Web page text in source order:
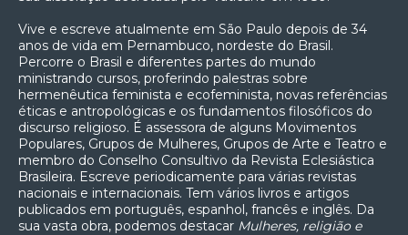
Vive e escreve atualmente em São Paulo depois de 34
anos de vida em Pernambuco, nordeste do Brasil.
Percorre o Brasil e diferentes partes do mundo
ministrando cursos, proferindo palestras sobre
hermenêutica feminista e ecofeminista, novas referências
éticas e antropológicas e os fundamentos filosóficos do
discurso religioso. É assessora de alguns Movimentos
Populares, Grupos de Mulheres, Grupos de Arte e Teatro e
membro do Conselho Consultivo da Revista Eclesiástica
Brasileira. Escreve periodicamente para várias revistas
nacionais e internacionais. Tem vários livros e artigos
publicados em português, espanhol, francês e inglês. Da
sua vasta obra, podemos destacar Mulheres, religião e